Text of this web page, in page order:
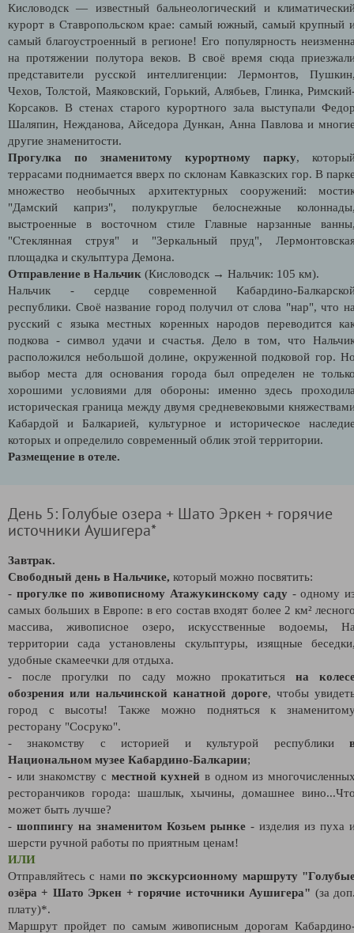
Кисловодск — известный бальнеологический и
курорт в Ставропольском крае: самый южный, самый крупный
самый благоустроенный в регионе! Его популярность
на протяжении полутора веков. В своё время сюда
представители русской интеллигенции: Лермонтов,
Чехов, Толстой, Маяковский, Горький, Алябьев, Глинка,
Корсаков. В стенах старого курортного зала выступали
Шаляпин, Нежданова, Айседора Дункан, Анна Павлова и
другие знаменитости.
Прогулка по знаменитому курортному парку,
террасами поднимается вверх по склонам Кавказских гор. В
множество необычных архитектурных сооружений:
"Дамский каприз", полукруглые белоснежные
выстроенные в восточном стиле Главные нарзанные
"Стеклянная струя" и "Зеркальный пруд",
площадка и скульптура Демона.
Отправление в Нальчик (Кисловодск → Нальчик: 105 км).
Нальчик - сердце современной Кабардино-
республики. Своё название город получил от слова "нар", что
русский с языка местных коренных народов переводится
подкова - символ удачи и счастья. Дело в том, что
расположился небольшой долине, окруженной подковой гор.
выбор места для основания города был определен не
хорошими условиями для обороны: именно здесь
историческая граница между двумя средневековыми
Кабардой и Балкарией, культурное и историческое
которых и определило современный облик этой территории.
Размещение в отеле.
День 5: Голубые озера + Шато Эркен + горячие
источники Аушигера*
Завтрак.
Свободный день в Нальчике, который можно посвятить:
- прогулке по живописному Атажукинскому саду - одному
самых больших в Европе: в его состав входят более 2 км²
массива, живописное озеро, искусственные водоемы,
территории сада установлены скульптуры, изящные
удобные скамеечки для отдыха.
- после прогулки по саду можно прокатиться на
обозрения или нальчинской канатной дороге, чтобы
город с высоты! Также можно подняться к
ресторану "Сосруко".
- знакомству с историей и культурой республики
Национальном музее Кабардино-Балкарии;
- или знакомству с местной кухней в одном из
ресторанчиков города: шашлык, хычины, домашнее
может быть лучше?
- шоппингу на знаменитом Козьем рынке - изделия из пуха
шерсти ручной работы по приятным ценам!
ИЛИ
Отправляйтесь с намипо экскурсионному маршруту
озёра + Шато Эркен + горячие источники Аушигера" (за
плату)*.
Маршрут пройдет по самым живописным дорогам